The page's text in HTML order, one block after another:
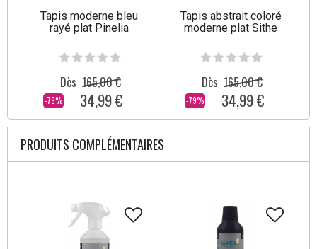
Tapis moderne bleu
rayé plat Pinelia
-79%
Dès 165,00 €
34,99 €
Tapis abstrait coloré
moderne plat Sithe
-79%
Dès 165,00 €
34,99 €
PRODUITS COMPLÉMENTAIRES